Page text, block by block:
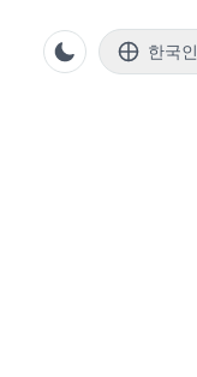
한국인